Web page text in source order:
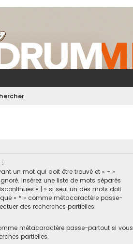
:
un mot qui doit être trouvé et « - »
Insérez une liste de mots séparés
« | » si seul un des mots doit
« * » comme métacaractère passe-
des recherches partielles.
métacaractère passe-partout si vous
partielles.